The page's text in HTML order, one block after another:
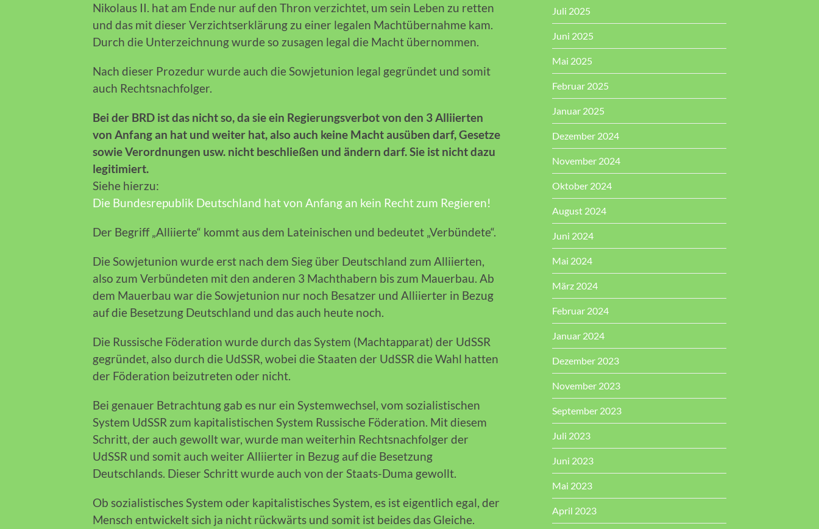
Nikolaus II. hat am Ende nur auf den Thron verzichtet, um sein Leben zu retten
und das mit dieser Verzichtserklärung zu einer legalen Machtübernahme kam.
Durch die Unterzeichnung wurde so zusagen legal die Macht übernommen.
Nach dieser Prozedur wurde auch die Sowjetunion legal gegründet und somit
auch Rechtsnachfolger.
Bei der BRD ist das nicht so, da sie ein Regierungsverbot von den 3 Alliierten
von Anfang an hat und weiter hat, also auch keine Macht ausüben darf, Gesetze
sowie Verordnungen usw. nicht beschließen und ändern darf. Sie ist nicht dazu
legitimiert.
Siehe hierzu:
Die Bundesrepublik Deutschland hat von Anfang an kein Recht zum Regieren!
Der Begriff „Alliierte“ kommt aus dem Lateinischen und bedeutet „Verbündete“.
Die Sowjetunion wurde erst nach dem Sieg über Deutschland zum Alliierten,
also zum Verbündeten mit den anderen 3 Machthabern bis zum Mauerbau. Ab
dem Mauerbau war die Sowjetunion nur noch Besatzer und Alliierter in Bezug
auf die Besetzung Deutschland und das auch heute noch.
Die Russische Föderation wurde durch das System (Machtapparat) der UdSSR
gegründet, also durch die UdSSR, wobei die Staaten der UdSSR die Wahl hatten
der Föderation beizutreten oder nicht.
Bei genauer Betrachtung gab es nur ein Systemwechsel, vom sozialistischen
System UdSSR zum kapitalistischen System Russische Föderation. Mit diesem
Schritt, der auch gewollt war, wurde man weiterhin Rechtsnachfolger der
UdSSR und somit auch weiter Alliierter in Bezug auf die Besetzung
Deutschlands. Dieser Schritt wurde auch von der Staats-Duma gewollt.
Ob sozialistisches System oder kapitalistisches System, es ist eigentlich egal, der
Mensch entwickelt sich ja nicht rückwärts und somit ist beides das Gleiche.
Juli 2025
Juni 2025
Mai 2025
Februar 2025
Januar 2025
Dezember 2024
November 2024
Oktober 2024
August 2024
Juni 2024
Mai 2024
März 2024
Februar 2024
Januar 2024
Dezember 2023
November 2023
September 2023
Juli 2023
Juni 2023
Mai 2023
April 2023